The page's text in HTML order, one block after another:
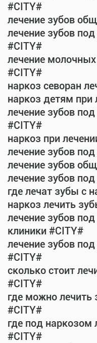
#CITY#
лечение зубов
лечение зубов
#CITY#
лечение
#CITY#
наркоз севоран
наркоз детям при
лечение зубов
#CITY#
наркоз при
лечение зубов
лечение зубов
лечение зубов
где лечат зубы с
наркоз лечить
лечение зубов
клиники #CITY#
лечение зубов
#CITY#
сколько стоит
#CITY#
где можно
#CITY#
где под
#CITY#